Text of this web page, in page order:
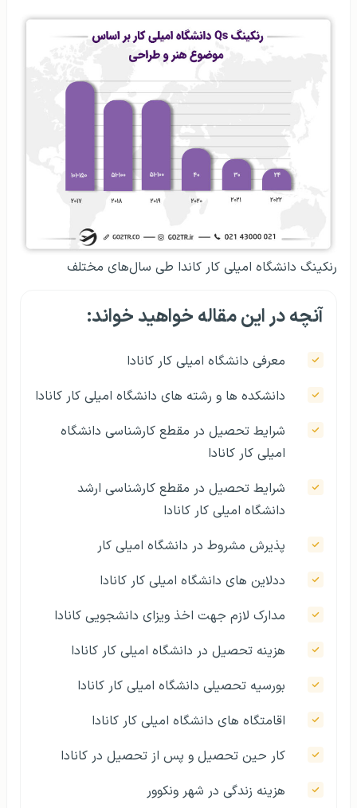
رنکینگ دانشگاه امیلی کار کاندا طی سال‌های مختلف
آنچه در این مقاله خواهید خواند:
معرفی دانشگاه امیلی کار کانادا
دانشکده‌ ها و رشته های دانشگاه امیلی کار کانادا
شرایط تحصیل در مقطع کارشناسی دانشگاه
امیلی کار کانادا
شرایط تحصیل در مقطع کارشناسی ارشد
دانشگاه امیلی کار کانادا
پذیرش مشروط در دانشگاه امیلی کار
ددلاین های دانشگاه امیلی کار کانادا
مدارک لازم جهت اخذ ویزای دانشجویی کانادا
هزینه تحصیل در دانشگاه امیلی کار کانادا
بورسیه تحصیلی دانشگاه امیلی کار کانادا
اقامتگاه های دانشگاه امیلی کار کانادا
کار حین تحصیل و پس از تحصیل در کانادا
هزینه زندگی در شهر ونکوور